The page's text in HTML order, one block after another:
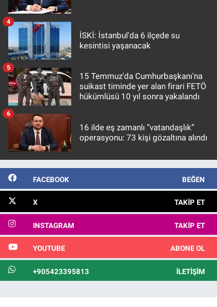
İSKİ: İstanbul'da 6 ilçede su
kesintisi yaşanacak
4
15 Temmuz'da Cumhurbaşkanı'na
suikast timinde yer alan firari FETÖ
hükümlüsü 10 yıl sonra yakalandı
5
16 ilde eş zamanlı “vatandaşlık”
operasyonu: 73 kişi gözaltına alındı
6
FACEBOOK BEĞEN
X TAKIP ET
INSTAGRAM TAKIP ET
YOUTUBE ABONE OL
+905423395813 İLETIŞIM